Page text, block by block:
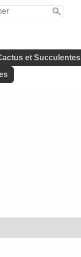
et Succulentes